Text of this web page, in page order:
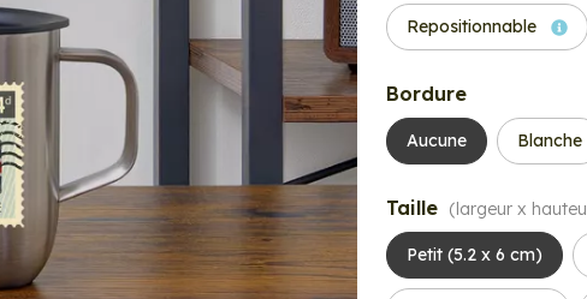
Repositionnable
Bordure
Aucune Blanche
Taille (largeur x
Petit (5.2 x 6 cm)